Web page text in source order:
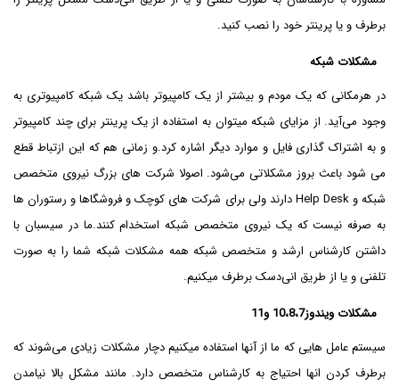
برطرف و یا پرینتر خود را نصب کنید.
مشکلات شبکه
در هرمکانی که یک مودم و بیشتر از یک کامپیوتر باشد یک شبکه کامپیوتری به
وجود می‌آید. از مزایای شبکه میتوان به استفاده از یک پرینتر برای چند کامپیوتر
و به اشتراک گذاری فایل و موارد دیگر اشاره کرد.و زمانی هم که این ازتباط قطع
می شود باعث بروز مشکلاتی می‌شود. اصولا شرکت های بزرگ نیروی متخصص
شبکه و Help Desk دارند ولی برای شرکت های کوچک و فروشگاها و رستوران ها
به صرفه نیست که یک نیروی متخصص شبکه استخدام کنند.ما در سیسبان با
داشتن کارشناس ارشد و متخصص شبکه همه مشکلات شبکه شما را به صورت
تلفنی و یا از طریق انی‌دسک برطرف میکنیم.
مشکلات ویندوز10،8،7 و11
سیستم عامل هایی که ما از آنها استفاده میکنیم دچار مشکلات زیادی می‌شوند که
برطرف کردن انها احتیاج به کارشناس متخصص دارد. مانند مشکل بالا نیامدن